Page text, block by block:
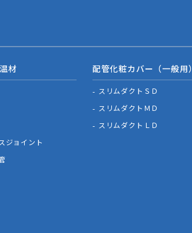
材
ジョイント
配管化粧カバー（一般用）
スリムダクトＳＤ
スリムダクトＭＤ
スリムダクトＬＤ